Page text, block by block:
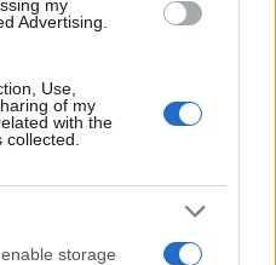
my
Advertising.
Use,
of my
with the
storage